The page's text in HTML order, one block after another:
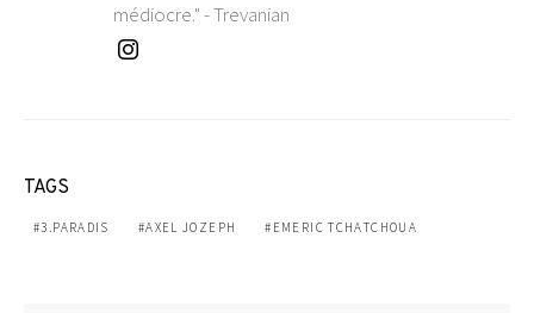
médiocre." - Trevanian
TAGS
3.PARADIS AXEL JOZEPH EMERIC TCHATCHOUA